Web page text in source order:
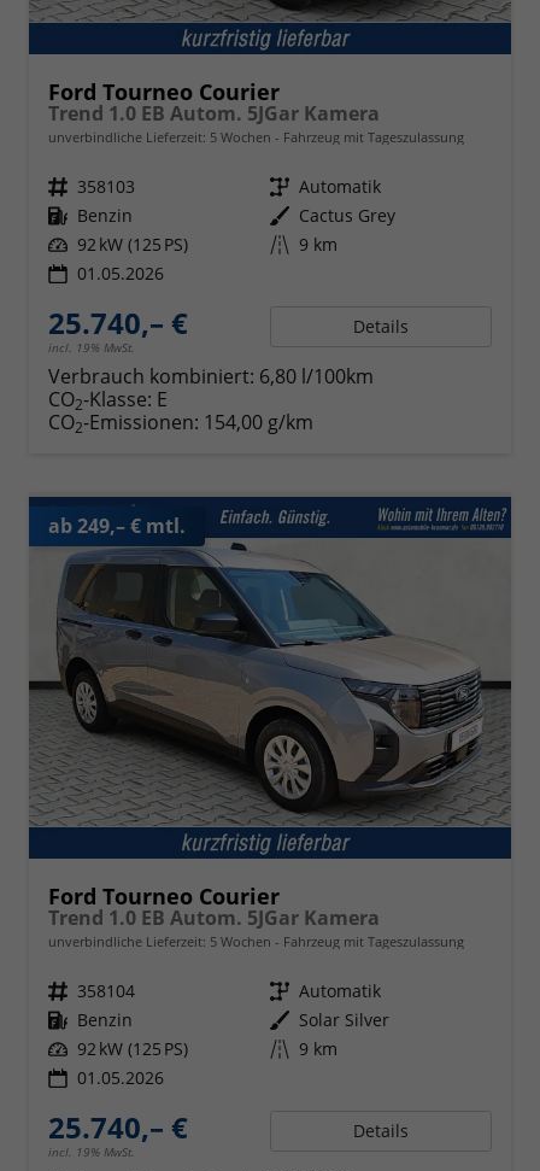
Ford Tourneo Courier
Trend 1.0 EB Autom. 5JGar Kamera
unverbindliche Lieferzeit: 5 Wochen Fahrzeug mit Tageszulassung
Fahrzeugnr. 358103 Getriebe Automatik
Kraftstoff Benzin Außenfarbe Cactus Grey
Leistung 92 kW (125 PS) Kilometerstand 9 km
01.05.2026
25.740,– €
incl. 19% MwSt.
Details
Verbrauch kombiniert: 6,80 l/100km
CO2-Klasse: E
CO2-Emissionen: 154,00 g/km
ab 249,– € mtl.
Ford Tourneo Courier
Trend 1.0 EB Autom. 5JGar Kamera
unverbindliche Lieferzeit: 5 Wochen Fahrzeug mit Tageszulassung
Fahrzeugnr. 358104 Getriebe Automatik
Kraftstoff Benzin Außenfarbe Solar Silver
Leistung 92 kW (125 PS) Kilometerstand 9 km
01.05.2026
25.740,– €
incl. 19% MwSt.
Details